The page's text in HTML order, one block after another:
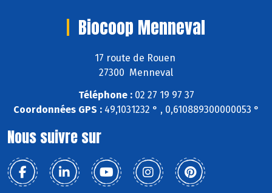
Biocoop Menneval
17 route de Rouen
27300 Menneval
Téléphone :02 27 19 97 37
Coordonnées GPS :49,1031232 ° , 0,610889300000053 °
Nous suivre sur